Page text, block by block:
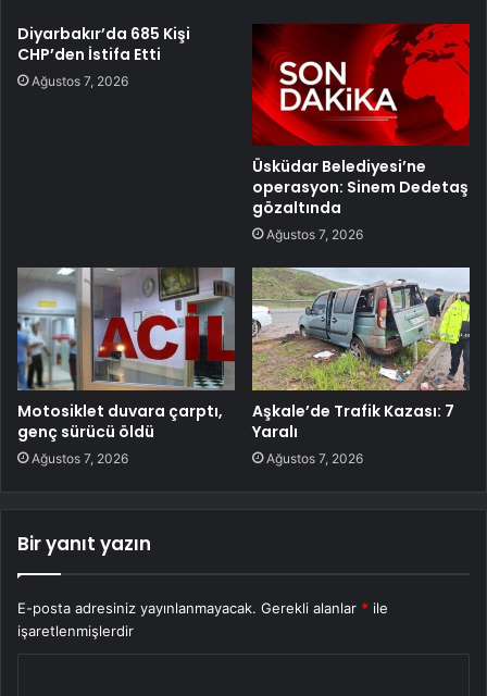
Diyarbakır’da 685 Kişi
CHP’den İstifa Etti
Ağustos 7, 2026
Üsküdar Belediyesi’ne
operasyon: Sinem Dedetaş
gözaltında
Ağustos 7, 2026
Motosiklet duvara çarptı,
genç sürücü öldü
Ağustos 7, 2026
Aşkale’de Trafik Kazası: 7
Yaralı
Ağustos 7, 2026
Bir yanıt yazın
E-posta adresiniz yayınlanmayacak. Gerekli alanlar * ile
işaretlenmişlerdir